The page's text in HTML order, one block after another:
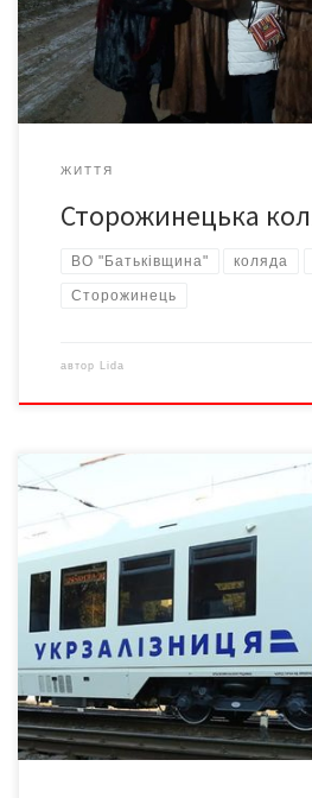
команда – це більше, ніж політична
Тому й святкує зазвичай у
дзвінкоголосі […]
ЖИТТЯ
Сторожинецька
ВО "Батьківщина" коляда
Сторожинець
автор Lida
– Закриттям залізничних станцій для
перевезень АТ «Укрзалізниця» пустила
Сторожинецький лісгосп і загалом
області, – з повідомлення
підприємства «Сторожинецьке
Заплановане Укрзалізницею закриття
Межиріччя у с. Чудей
різкого погіршення виробничої
загрозою […]